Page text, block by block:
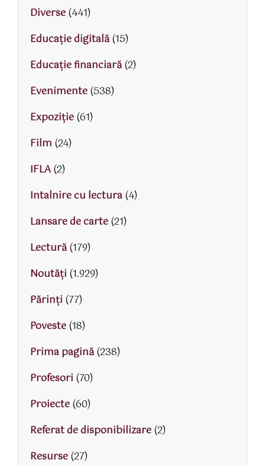
Diverse(441)
Educaţie digitală(15)
Educaţie financiară(2)
Evenimente(538)
Expoziție(61)
Film (24)
IFLA(2)
Intalnire cu lectura(4)
Lansare de carte(21)
Lectură(179)
Noutăți (1.929)
Părinţi (77)
Poveste(18)
Prima pagină(238)
Profesori (70)
Proiecte(60)
Referat de disponibilizare(2)
Resurse(27)